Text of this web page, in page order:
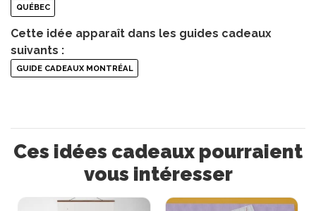
QUÉBEC
Cette idée apparaît dans les guides cadeaux
suivants :
GUIDE CADEAUX MONTRÉAL
Ces idées cadeaux pourraient
vous intéresser